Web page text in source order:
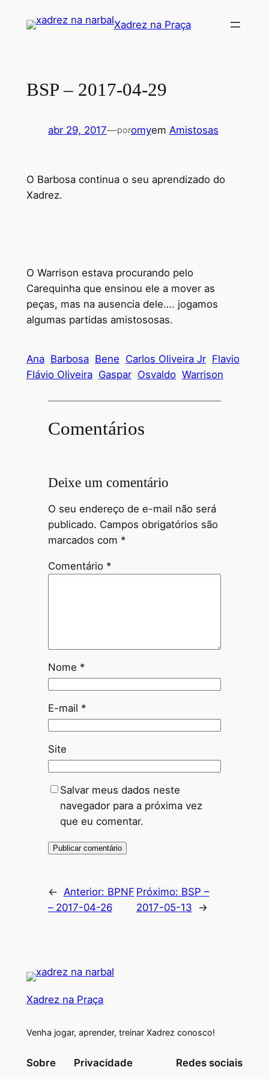
Xadrez na Praça
BSP – 2017-04-29
abr 29, 2017—poromyem Amistosas
O Barbosa continua o seu aprendizado do
Xadrez.
O Warrison estava procurando pelo
Carequinha que ensinou ele a mover as
peças, mas na ausencia dele…. jogamos
algumas partidas amistososas.
Ana Barbosa Bene Carlos Oliveira Jr Flavio
Flávio Oliveira Gaspar Osvaldo Warrison
Comentários
Deixe um comentário
O seu endereço de e-mail não será
publicado. Campos obrigatórios são
marcados com *
Comentário *
Nome *
E-mail *
Site
Salvar meus dados neste
navegador para a próxima vez
que eu comentar.
← Anterior: BPNF
– 2017-04-26
Próximo: BSP –
2017-05-13
→
Xadrez na Praça
Venha jogar, aprender, treinar Xadrez conosco!
Sobre Privacidade Redes sociais